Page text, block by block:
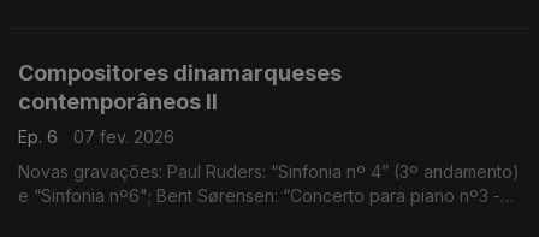
Compositores dinamarqueses
contemporâneos II
Ep. 6
07 fev. 2026
Novas gravações: Paul Ruders: “Sinfonia nº 4” (3º andamento)
e “Sinfonia nº6"; Bent Sørensen: “Concerto para piano nº3 -